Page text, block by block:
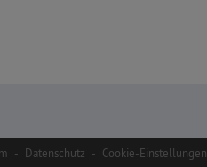
- Datenschutz - Cookie-Einstellungen